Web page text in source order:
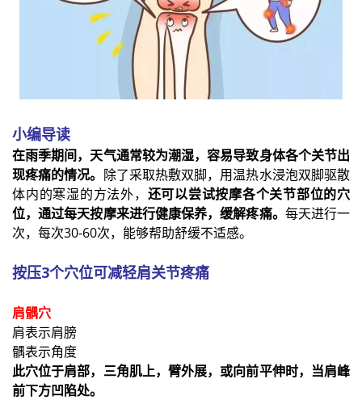
小编导读
在雨季期间，天气通常较为潮湿，容易导致身体各个关节出
现疼痛的情况。 除了采取热敷双脚，用温热水浸泡双脚驱散
体内的寒湿的方法外， 还可以尝试按摩各个关节部位的穴
位，通过每天按摩来进行健康保养，缓解疼痛。 每天进行一
次，每次30-60次，能够帮助舒缓不适感。
按压3个穴位可减轻肩关节疼痛
肩髃穴
肩表示肩膀
髃表示角度
此穴位于肩部，三角肌上，臂外展，或向前平伸时，当肩峰
前下方凹陷处。